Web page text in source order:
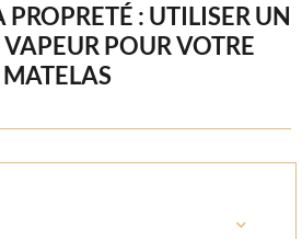
: UTILISER UN
POUR VOTRE
MATELAS